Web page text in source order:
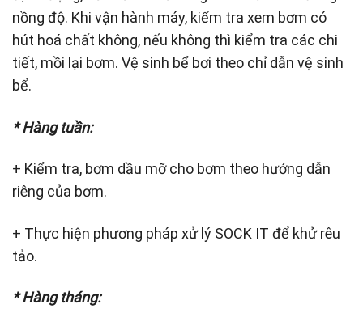
nồng độ. Khi vận hành máy, kiểm tra xem bơm có
hút hoá chất không, nếu không thì kiểm tra các chi
tiết, mồi lại bơm. Vệ sinh bể bơi theo chỉ dẫn vệ sinh
bể.
* Hàng tuần:
+ Kiểm tra, bơm dầu mỡ cho bơm theo hướng dẫn
riêng của bơm.
+ Thực hiện phương pháp xử lý SOCK IT để khử rêu
tảo.
* Hàng tháng: